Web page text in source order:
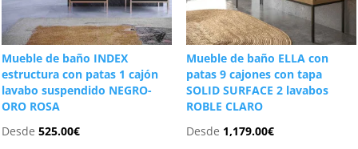
Mueble de baño INDEX
estructura con patas 1 cajón
lavabo suspendido NEGRO-
ORO ROSA
Desde525.00€
Mueble de baño ELLA con
patas 9 cajones con tapa
SOLID SURFACE 2 lavabos
ROBLE CLARO
Desde 1,179.00€